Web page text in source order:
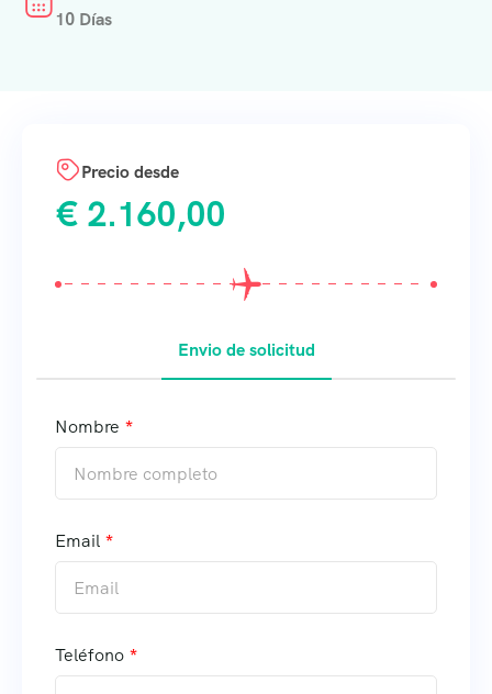
10 Días
Precio desde
€ 2.160,00
Envio de solicitud
Nombre
Email
Teléfono